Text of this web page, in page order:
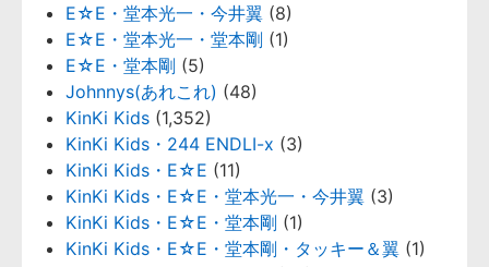
E☆E・堂本光一・今井翼 (8)
E☆E・堂本光一・堂本剛 (1)
E☆E・堂本剛 (5)
Johnnys(あれこれ) (48)
KinKi Kids (1,352)
KinKi Kids・244 ENDLI-x (3)
KinKi Kids・E☆E (11)
KinKi Kids・E☆E・堂本光一・今井翼 (3)
KinKi Kids・E☆E・堂本剛 (1)
KinKi Kids・E☆E・堂本剛・タッキー＆翼 (1)